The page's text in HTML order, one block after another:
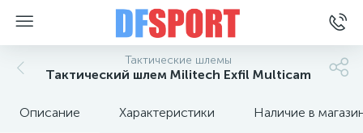
Тактические шлемы
Тактический шлем Militech Exfil Multicam
Описание Характеристики Наличие в